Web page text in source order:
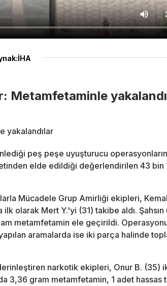
Metamfetaminle
yakalandılar
peş peşe uyuşturucu
elde edildiği değerlendirilen 43 bin
Mücadele Grup Amirliği ekipleri,
olarak Mert Y.'yi (31) takibe aldı.
metamfetamin ele geçirildi.
aramalarda ise iki parça halinde
narkotik ekipleri, Onur B. (35)
3,36 gram metamfetamin, 1 adet hassas